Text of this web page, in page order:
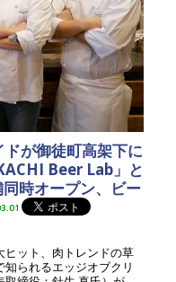
が御徒町高架下に
Beer Lab」と
時オープン、ビー
ット、肉トレンドの草
られるエッジオブクリ